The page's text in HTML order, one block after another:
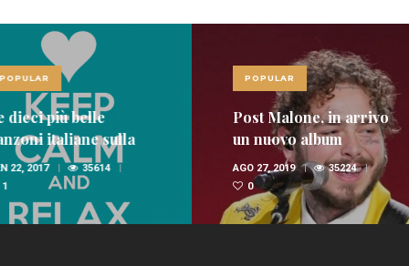
più belle
italiane sulla
35614
POPULAR
Post Malone, in arrivo
un nuovo album
AGO 27, 2019
35224